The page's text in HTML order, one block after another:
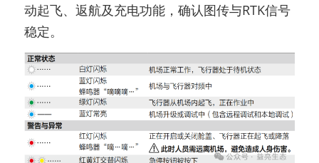
动起飞、返航及充电功能，确认图传与RTK信号
稳定。